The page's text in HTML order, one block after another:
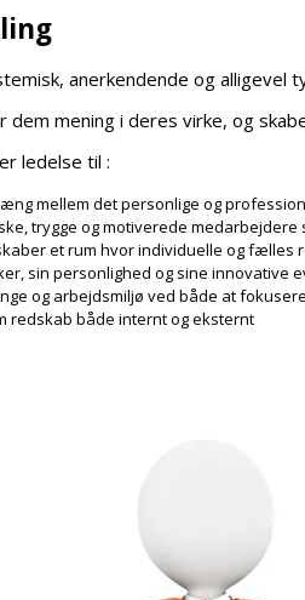
anerkendende og
dem mening i deres virke, og
ledelse til :
mellem det personlige og
trygge og motiverede
et rum hvor individuelle og
sin personlighed og sine innovative
og arbejdsmiljø ved både at
redskab både internt og eksternt